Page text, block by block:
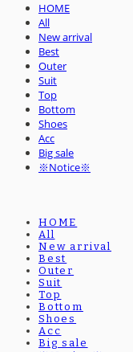
HOME
All
New arrival
Best
Outer
Suit
Top
Bottom
Shoes
Acc
Big sale
※Notice※
HOME
All
New arrival
Best
Outer
Suit
Top
Bottom
Shoes
Acc
Big sale